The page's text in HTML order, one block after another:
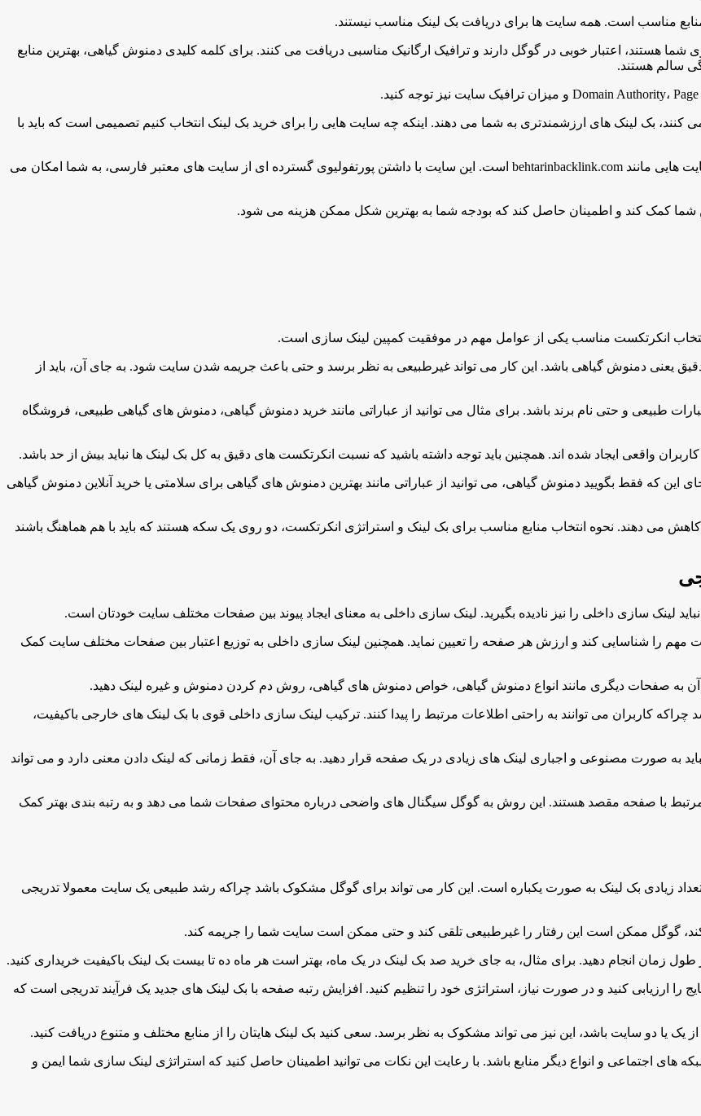
منابع مناسب است. همه سایت ها برای دریافت بک لینک مناسب نیستند.
هستند، اعتبار خوبی در گوگل دارند و ترافیک ارگانیک مناسبی دریافت می کنند. برای کلمه کلیدی دمنوش گیاهی، بهترین منابع
سالم هستند.
کنند، بک لینک های ارزشمندتری به شما می دهند. اینکه چه سایت هایی را برای خرید بک لینک انتخاب کنیم تصمیمی است که باید با
یک راه حل عالی برای اطمینان از کیفیت بک لینک ها، استفاده از خدمات سایت هایی مانند behtarinbacklink.com است. این سایت با داشتن پورتفولیوی گسترده ای از سایت های معتبر فارسی، به شما امکان می
شما کمک کند و اطمینان حاصل کند که بودجه شما به بهترین شکل ممکن هزینه می شود.
انکرتکست مناسب یکی از عوامل مهم در موفقیت کمپین لینک سازی است.
یعنی دمنوش گیاهی باشد. این کار می تواند غیرطبیعی به نظر برسد و حتی باعث جریمه شدن سایت شود. به جای آن، باید از
طبیعی و حتی نام برند باشد. برای مثال می توانید از عباراتی مانند خرید دمنوش گیاهی، دمنوش های گیاهی طبیعی، فروشگاه
واقعی ایجاد شده اند. همچنین باید توجه داشته باشید که نسبت انکرتکست های دقیق به کل بک لینک ها نباید بیش از حد باشد.
که فقط بگویید دمنوش گیاهی، می توانید از عباراتی مانند بهترین دمنوش های گیاهی برای سلامتی یا خرید آنلاین دمنوش گیاهی
می دهند. نحوه انتخاب منابع مناسب برای بک لینک و استراتژی انکرتکست، دو روی یک سکه هستند که باید با هم هماهنگ باشند
لینک سازی داخلی را نیز نادیده بگیرید. لینک سازی داخلی به معنای ایجاد پیوند بین صفحات مختلف سایت خودتان است.
مهم را شناسایی کند و ارزش هر صفحه را تعیین نماید. همچنین لینک سازی داخلی به توزیع اعتبار بین صفحات مختلف سایت کمک
به صفحات دیگری مانند انواع دمنوش گیاهی، خواص دمنوش های گیاهی، روش دم کردن دمنوش و غیره لینک دهید.
چراکه کاربران می توانند به راحتی اطلاعات مرتبط را پیدا کنند. ترکیب لینک سازی داخلی قوی با بک لینک های خارجی باکیفیت،
به صورت مصنوعی و اجباری لینک های زیادی در یک صفحه قرار دهید. به جای آن، فقط زمانی که لینک دادن معنی دارد و می تواند
با صفحه مقصد هستند. این روش به گوگل سیگنال های واضحی درباره محتوای صفحات شما می دهد و به رتبه بندی بهتر کمک
زیادی بک لینک به صورت یکباره است. این کار می تواند برای گوگل مشکوک باشد چراکه رشد طبیعی یک سایت معمولا تدریجی
گوگل ممکن است این رفتار را غیرطبیعی تلقی کند و حتی ممکن است سایت شما را جریمه کند.
زمان انجام دهید. برای مثال، به جای خرید صد بک لینک در یک ماه، بهتر است هر ماه ده تا بیست بک لینک باکیفیت خریداری کنید.
را ارزیابی کنید و در صورت نیاز، استراتژی خود را تنظیم کنید. افزایش رتبه صفحه با بک لینک های جدید یک فرآیند تدریجی است که
یک یا دو سایت باشد، این نیز می تواند مشکوک به نظر برسد. سعی کنید بک لینک هایتان را از منابع مختلف و متنوع دریافت کنید.
اجتماعی و انواع دیگر منابع باشد. با رعایت این نکات می توانید اطمینان حاصل کنید که استراتژی لینک سازی شما ایمن و